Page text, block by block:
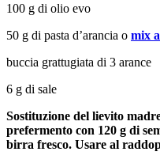
100 g di olio evo
50 g di pasta d’arancia o mix
buccia grattugiata di 3 arance
6 g di sale
Sostituzione del lievito
prefermento con 120 g di
birra fresco. Usare al